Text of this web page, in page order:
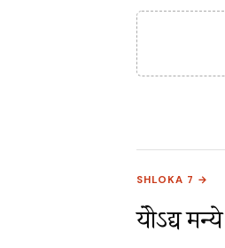
SHLOKA 7 →
श्रेयोऽद्य